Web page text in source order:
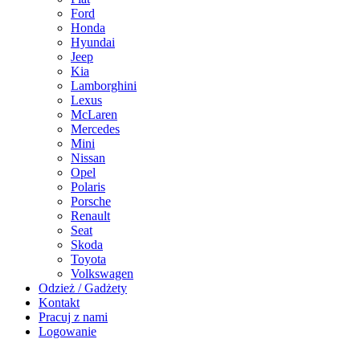
Ford
Honda
Hyundai
Jeep
Kia
Lamborghini
Lexus
McLaren
Mercedes
Mini
Nissan
Opel
Polaris
Porsche
Renault
Seat
Skoda
Toyota
Volkswagen
Odzież / Gadżety
Kontakt
Pracuj z nami
Logowanie